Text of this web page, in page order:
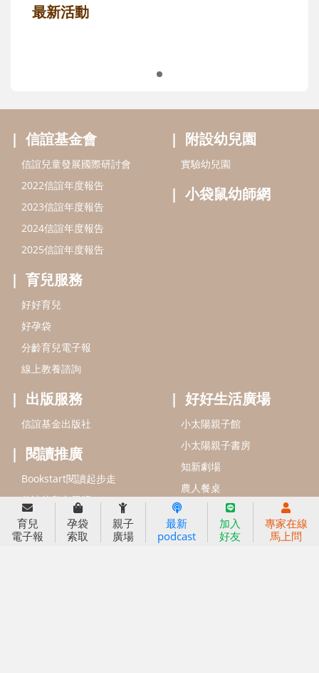
最新活動
信誼基金會
信誼兒童發展國際研討會
2022信誼年度報告
2023信誼年度報告
2024信誼年度報告
2025信誼年度報告
育兒服務
好好育兒
好孕袋
分齡育兒電子報
線上教養諮詢
附設幼兒園
實驗幼兒園
小袋鼠幼師網
出版服務
信誼基金出版社
閱讀推廣
Bookstart閱讀起步走
信誼幼兒文學獎
信誼兒童動畫獎
小袋鼠說故事劇團
好好生活廣場
小太陽親子館
小太陽親子書房
知新劇場
農人餐桌
Green & Safe
育兒
電子報
孕袋
索取
親子
廣場
最新
podcast
加入
好友
專家在線
馬上問